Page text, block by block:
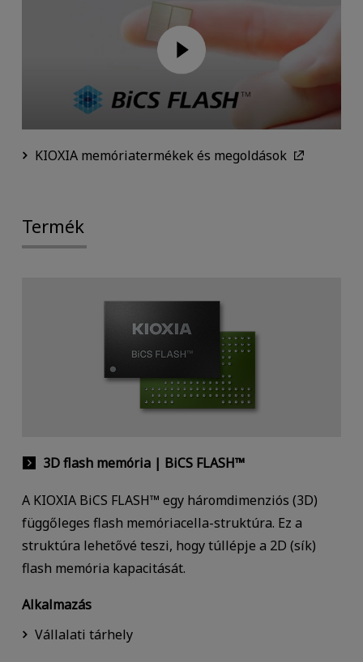
KIOXIA memóriatermékek és megoldások
Termék
3D flash memória | BiCS FLASH™
A KIOXIA BiCS FLASH™ egy háromdimenziós (3D)
függőleges flash memóriacella-struktúra. Ez a
struktúra lehetővé teszi, hogy túllépje a 2D (sík)
flash memória kapacitását.
Alkalmazás
Vállalati tárhely